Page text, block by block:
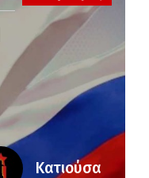
Κατιούσα